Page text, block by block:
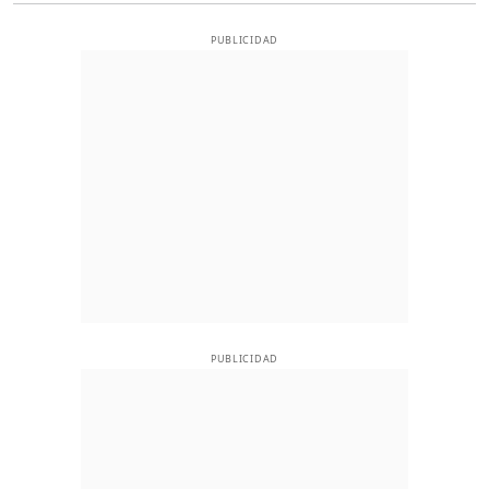
PUBLICIDAD
PUBLICIDAD